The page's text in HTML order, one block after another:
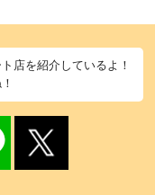
店を紹介しているよ！